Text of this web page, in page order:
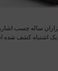
ساله چسب
یک اشتباه کشف شده